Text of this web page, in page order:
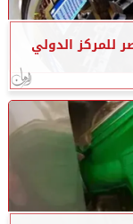
للمركز الدولي